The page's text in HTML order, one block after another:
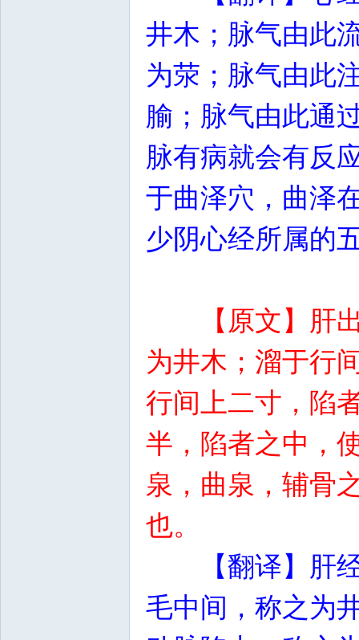
井木；脉气由此
为荥；脉气由此
腧；脉气由此通
脉有病就会有反
于曲泽穴，曲泽
少阴心经所属的
【原文】肝
为井木；溜于行
行间上二寸，陷
半，陷者之中，
泉，曲泉，辅骨
也。
【翻译】肝
毛中间，称之为